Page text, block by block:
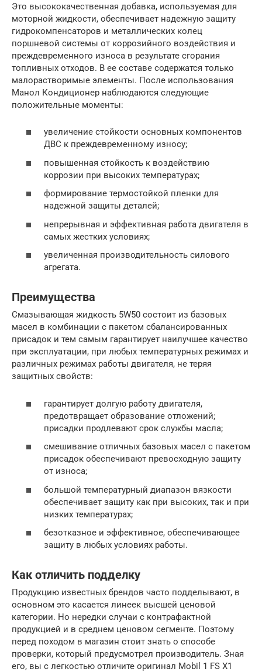
Это высококачественная добавка, используемая для
моторной жидкости, обеспечивает надежную защиту
гидрокомпенсаторов и металлических колец
поршневой системы от коррозийного воздействия и
преждевременного износа в результате сгорания
топливных отходов. В ее составе содержатся только
малорастворимые элементы. После использования
Манол Кондиционер наблюдаются следующие
положительные моменты:
увеличение стойкости основных компонентов
ДВС к преждевременному износу;
повышенная стойкость к воздействию
коррозии при высоких температурах;
формирование термостойкой пленки для
надежной защиты деталей;
непрерывная и эффективная работа двигателя в
самых жестких условиях;
увеличенная производительность силового
агрегата.
Преимущества
Смазывающая жидкость 5W50 состоит из базовых
масел в комбинации с пакетом сбалансированных
присадок и тем самым гарантирует наилучшее качество
при эксплуатации, при любых температурных режимах и
различных режимах работы двигателя, не теряя
защитных свойств:
гарантирует долгую работу двигателя,
предотвращает образование отложений;
присадки продлевают срок службы масла;
смешивание отличных базовых масел с пакетом
присадок обеспечивают превосходную защиту
от износа;
большой температурный диапазон вязкости
обеспечивает защиту как при высоких, так и при
низких температурах;
безотказное и эффективное, обеспечивающее
защиту в любых условиях работы.
Как отличить подделку
Продукцию известных брендов часто подделывают, в
основном это касается линеек высшей ценовой
категории. Но нередки случаи с контрафактной
продукцией и в среднем ценовом сегменте. Поэтому
перед походом в магазин стоит знать о способе
проверки, который предусмотрел производитель. Зная
его, вы с легкостью отличите оригинал Mobil 1 FS X1